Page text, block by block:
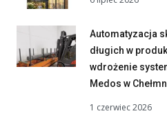
Automatyzacja
długich w
wdrożenie
Medos w
1 czerwiec 2026